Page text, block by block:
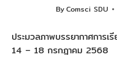
ByComsci SDU
ประมวลภาพบรรยากาศการเ
14 – 18 กรกฎาคม 2568